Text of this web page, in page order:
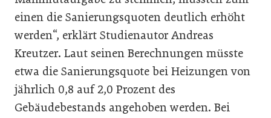
einen die Sanierungsquoten deutlich erhöht
werden“, erklärt Studienautor Andreas
Kreutzer. Laut seinen Berechnungen müsste
etwa die Sanierungsquote bei Heizungen von
jährlich 0,8 auf 2,0 Prozent des
Gebäudebestands angehoben werden. Bei